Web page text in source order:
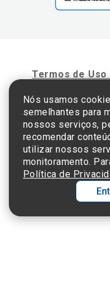
Termos de
©2025 Einstein Hospital
CNPJ: 60.765.823/0001-30 -
Nós usamos
semelhantes para
nossos serviços,
recomendar
utilizar nossos
monitoramento.
Política de